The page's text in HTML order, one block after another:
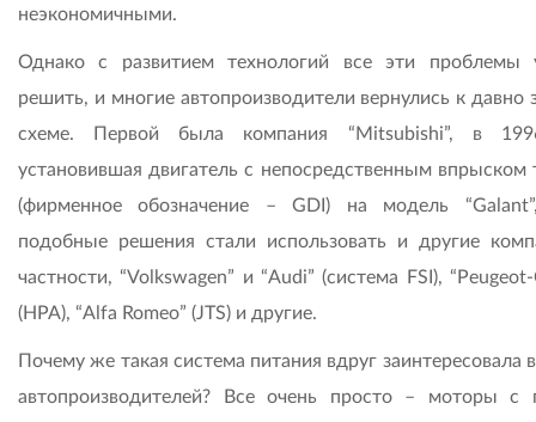
неэкономичными.
Однако с развитием технологий все эти проблемы
решить, и многие автопроизводители вернулись к давно
схеме. Первой была компания “Mitsubishi”, в
установившая двигатель с непосредственным впрыском
(фирменное обозначение – GDI) на модель
подобные решения стали использовать и другие
частности, “Volkswagen” и “Audi” (система FSI),
(HPA), “Alfa Romeo” (JTS) и другие.
Почему же такая система питания вдруг заинтересовала
автопроизводителей? Все очень просто – моторы с